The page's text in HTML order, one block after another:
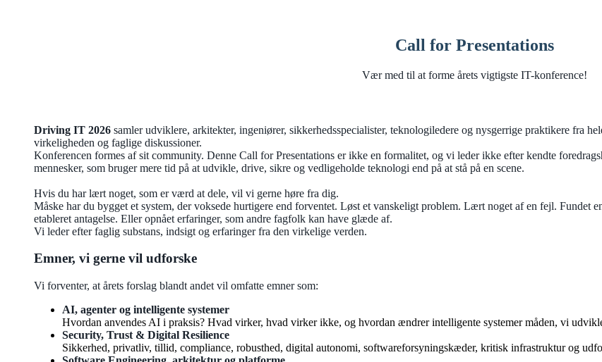
Call for Presentations
Vær med til at forme årets vigtigste IT-konference!
Driving IT 2026 samler udviklere, arkitekter, ingeniører, sikkerhedsspecialister, teknologiledere og nysgerrige praktikere fra
virkeligheden og faglige diskussioner.
Konferencen formes af sit community. Denne Call for Presentations er ikke en formalitet, og vi leder ikke efter kendte
mennesker, som bruger mere tid på at udvikle, drive, sikre og vedligeholde teknologi end på at stå på en scene.
Hvis du har lært noget, som er værd at dele, vil vi gerne høre fra dig.
Måske har du bygget et system, der voksede hurtigere end forventet. Løst et vanskeligt problem. Lært noget af en fejl. Fundet
etableret antagelse. Eller opnået erfaringer, som andre fagfolk kan have glæde af.
Vi leder efter faglig substans, indsigt og erfaringer fra den virkelige verden.
Emner, vi gerne vil udforske
Vi forventer, at årets forslag blandt andet vil omfatte emner som:
AI, agenter og intelligente systemer
Hvordan anvendes AI i praksis? Hvad virker, hvad virker ikke, og hvordan ændrer intelligente systemer måden, vi
Security, Trust & Digital Resilience
Sikkerhed, privatliv, tillid, compliance, robusthed, digital autonomi, softwareforsyningskæder, kritisk infrastruktur og